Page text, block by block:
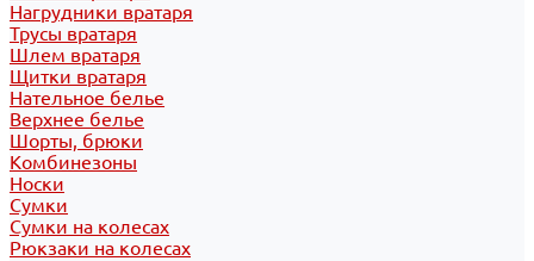
Нагрудники вратаря
Трусы вратаря
Шлем вратаря
Щитки вратаря
Нательное белье
Верхнее белье
Шорты, брюки
Комбинезоны
Носки
Сумки
Сумки на колесах
Рюкзаки на колесах